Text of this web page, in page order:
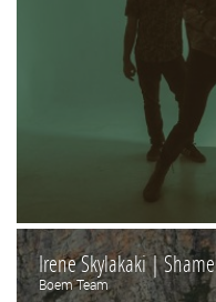
Irene Skylakaki | Shame
Boem Team